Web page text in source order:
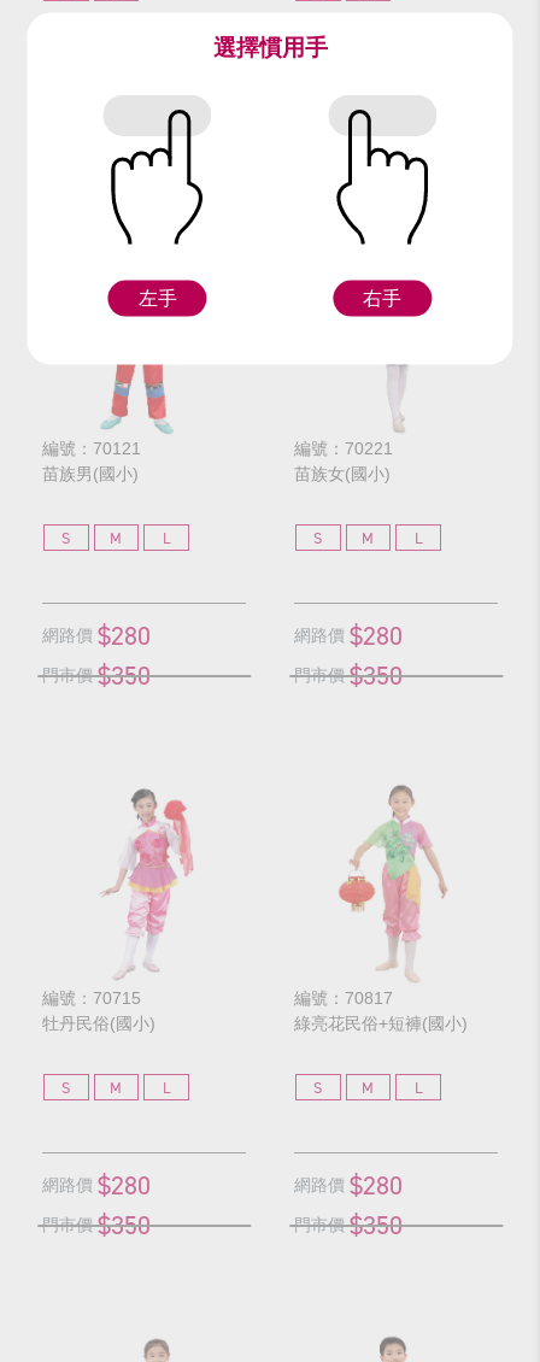
$280
$350
$280
門市價 $350
編號：70121
苗族男(國小)
S M L
網路價 $280
門市價 $350
編號：70221
苗族女(國小)
S M L
網路價 $280
門市價 $350
編號：70715
牡丹民俗(國小)
S M L
網路價 $280
門市價 $350
編號：70817
綠亮花民俗+短褲(國小)
S M L
網路價 $280
門市價 $350
選擇慣用手
左手 右手